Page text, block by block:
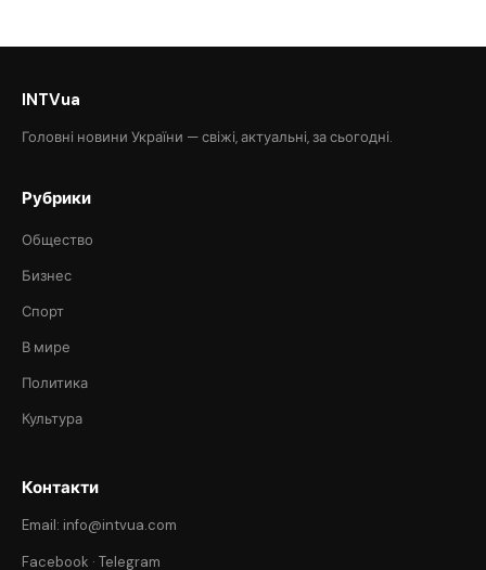
INTVua
Головні новини України — свіжі, актуальні, за сьогодні.
Рубрики
Общество
Бизнес
Спорт
В мире
Политика
Культура
Контакти
Email: info@intvua.com
Facebook · Telegram